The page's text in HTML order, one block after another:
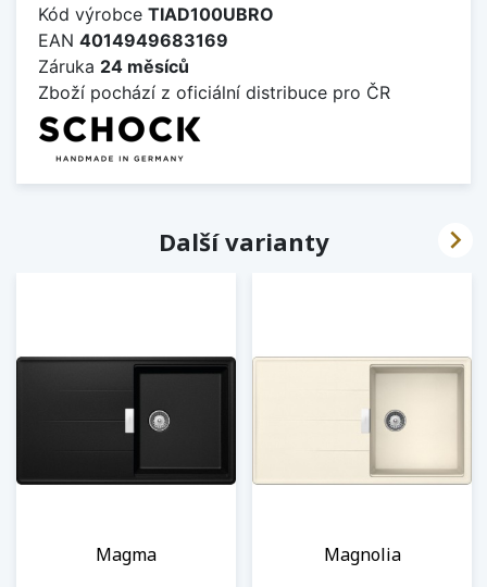
Kód výrobce TIAD100UBRO
EAN 4014949683169
Záruka 24 měsíců
Zboží pochází z oficiální distribuce pro ČR
Další varianty
Magma Magnolia
